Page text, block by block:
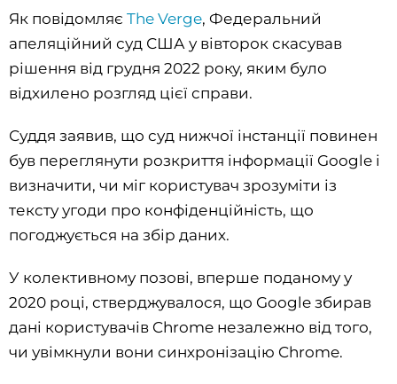
Як повідомляє The Verge, Федеральний
апеляційний суд США у вівторок скасував
рішення від грудня 2022 року, яким було
відхилено розгляд цієї справи.
Суддя заявив, що суд нижчої інстанції повинен
був переглянути розкриття інформації Google і
визначити, чи міг користувач зрозуміти із
тексту угоди про конфіденційність, що
погоджується на збір даних.
У колективному позові, вперше поданому у
2020 році, стверджувалося, що Google збирав
дані користувачів Chrome незалежно від того,
чи увімкнули вони синхронізацію Chrome.